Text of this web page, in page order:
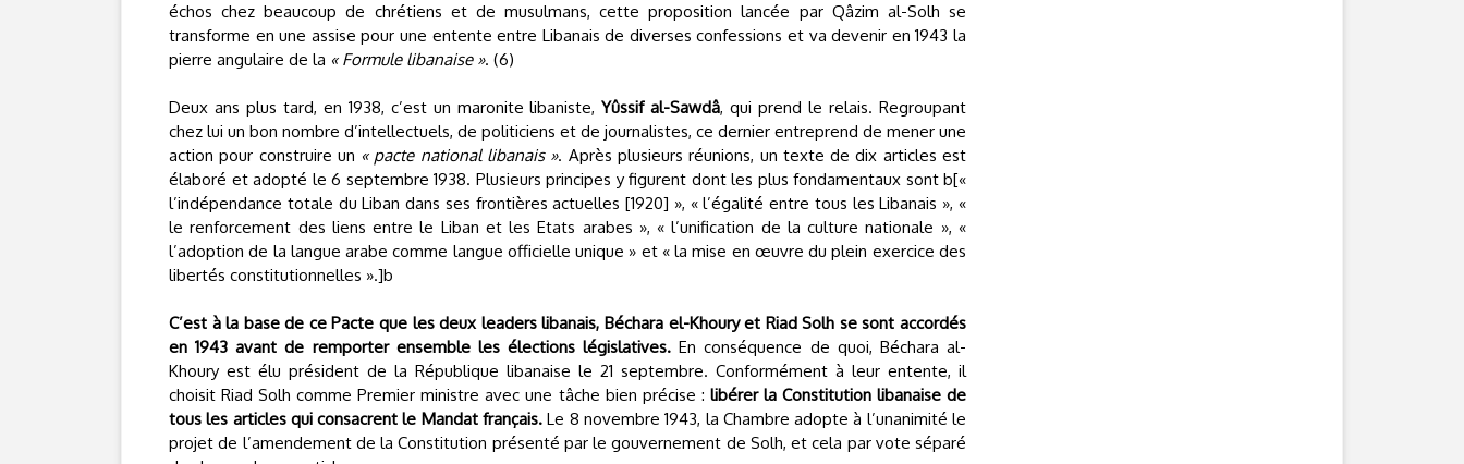
échos chez beaucoup de chrétiens et de musulmans, cette proposition lancée par Qâzim al-Solh se
transforme en une assise pour une entente entre Libanais de diverses confessions et va devenir en 1943 la
pierre angulaire de la « Formule libanaise ». (6)
Deux ans plus tard, en 1938, c’est un maronite libaniste,Yûssif al-Sawdâ, qui prend le relais. Regroupant
chez lui un bon nombre d’intellectuels, de politiciens et de journalistes, ce dernier entreprend de mener une
action pour construire un « pacte national libanais ». Après plusieurs réunions, un texte de dix articles est
élaboré et adopté le 6 septembre 1938. Plusieurs principes y figurent dont les plus fondamentaux sont b[«
l’indépendance totale du Liban dans ses frontières actuelles [1920] », « l’égalité entre tous les Libanais », «
le renforcement des liens entre le Liban et les Etats arabes », « l’unification de la culture nationale », «
l’adoption de la langue arabe comme langue officielle unique » et « la mise en œuvre du plein exercice des
libertés constitutionnelles ».]b
C’est à la base de ce Pacte que les deux leaders libanais, Béchara el-Khoury et Riad Solh se sont accordés
en 1943 avant de remporter ensemble les élections législatives. En conséquence de quoi, Béchara al-
Khoury est élu président de la République libanaise le 21 septembre. Conformément à leur entente, il
choisit Riad Solh comme Premier ministre avec une tâche bien précise : libérer la Constitution libanaise de
tous les articles qui consacrent le Mandat français. Le 8 novembre 1943, la Chambre adopte à l’unanimité le
projet de l’amendement de la Constitution présenté par le gouvernement de Solh, et cela par vote séparé